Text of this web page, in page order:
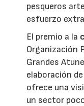
pesqueros
esfuerzo
El premio a la
Organización
Grandes
elaboración
ofrece una
un sector